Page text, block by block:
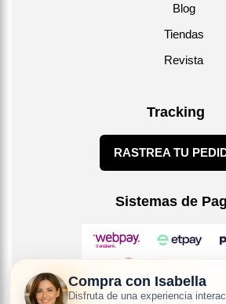
Blog
Tiendas
Revista
Tracking
RASTREA TU
Sistemas de